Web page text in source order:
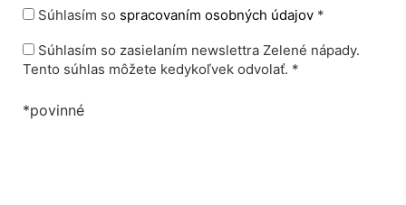
Súhlasím so spracovaním osobných údajov *
Súhlasím so zasielaním newslettra Zelené nápady.
Tento súhlas môžete kedykoľvek odvolať. *
*povinné